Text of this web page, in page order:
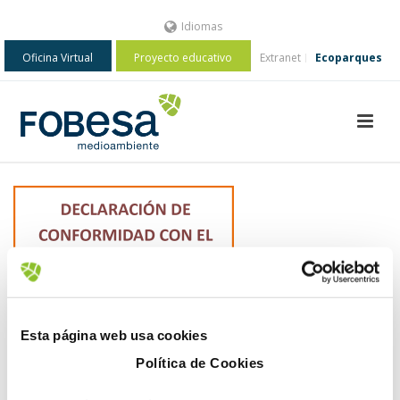
Esta página web usa cookies
Política de Cookies
Idiomas
Oficina Virtual Proyecto educativo Extranet Ecoparques